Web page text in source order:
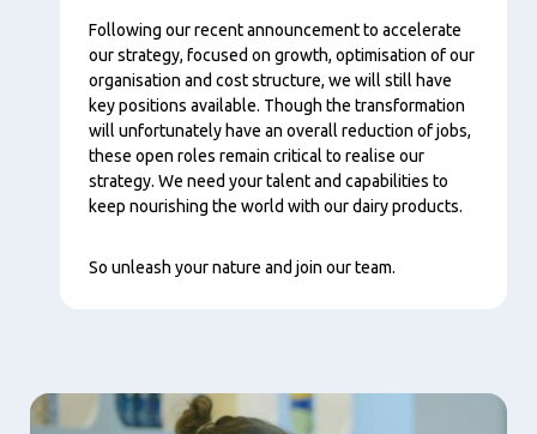
Contenu
Following our recent announcement to accelerate
our strategy, focused on growth, optimisation of our
organisation and cost structure, we will still have
key positions available. Though the transformation
will unfortunately have an overall reduction of jobs,
these open roles remain critical to realise our
strategy. We need your talent and capabilities to
keep nourishing the world with our dairy products.
So unleash your nature and join our team.